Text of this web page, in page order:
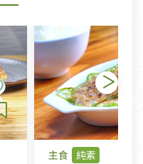
主食 純素